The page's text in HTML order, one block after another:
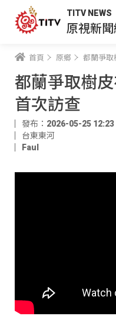
TITV NEWS
原視新
首頁 原鄉 都蘭爭取
都蘭爭取樹
首次訪查
發布：2026-05-25 12:23
台東東河
Faul